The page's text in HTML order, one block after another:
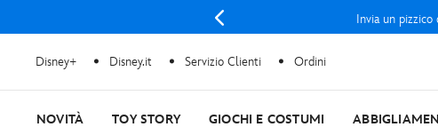
Invia un
Disney+ Disney.it Servizio Clienti Ordini
NOVITÀ TOY STORY GIOCHI E COSTUMI